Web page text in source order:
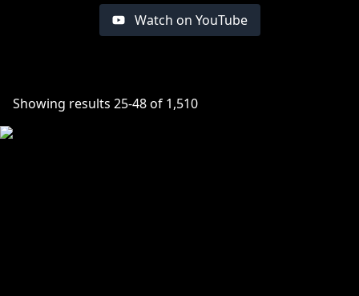
Watch on YouTube
Showing results 25-48of 1,510